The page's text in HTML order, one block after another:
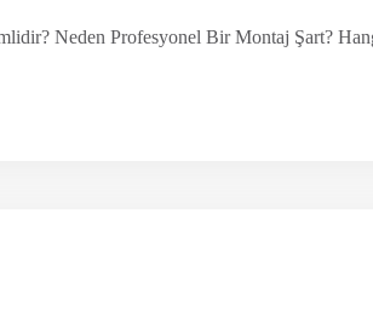
Neden Profesyonel Bir Montaj Şart?